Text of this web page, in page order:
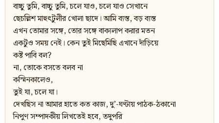
বাচ্চু তুমি, বাচ্চু তুমি, চলে যাও, চলে যাও সেখানে
ছেচল্লিশ মাহুৎটুলীর খোলা ছাদে। আমি ব্যস্ত, বড় ব্যস্ত
এখন তোমার সঙ্গে, তোর সঙ্গে বাক্যলাপ করার মতন
একটুও সময় নেই। কেন তুই মিছেমিছি এখানে দাঁড়িয়ে
কষ্ট পাবি বল?
না, তোকে বসতে বলব না
কস্মিনকালেও,
তুই যা, চলে যা।
দেখছিস না আমার হাতে কত কাজ, দু’-ঘণ্টায় পাঠক-ঠকানো
নিপুণ সম্পাদকীয় লিখতেই হবে, তদুপরি